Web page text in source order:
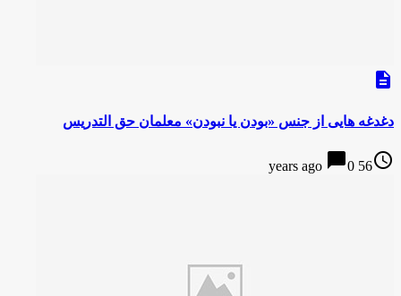
description
دغدغه هایی از جنس «بودن یا نبودن» معلمان حق التدریس
access_time
56 years ago
chat_bubble0